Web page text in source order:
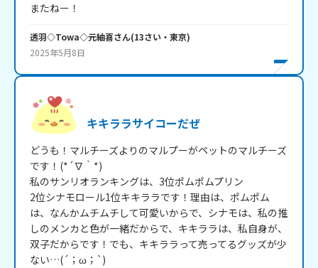
またねー！
透羽◇Towa◇元紬喜さん(13さい・ 東京)
2025年5月8日
キキララサイコーだぜ
どうも！マルチーズよりのマルプーがペットのマルチーズ
です！(*´∇｀*)
私のサンリオランキングは、3位ポムポムプリン
2位シナモロール1位キキララです！理由は、ポムポム
は、なんかムチムチして可愛いからで、シナモは、私の推
しのメンカと色が一緒だからで、キキララは、私自身が、
双子だからです！でも、キキララって売ってるグッズが少
ない…(´；ω；`)